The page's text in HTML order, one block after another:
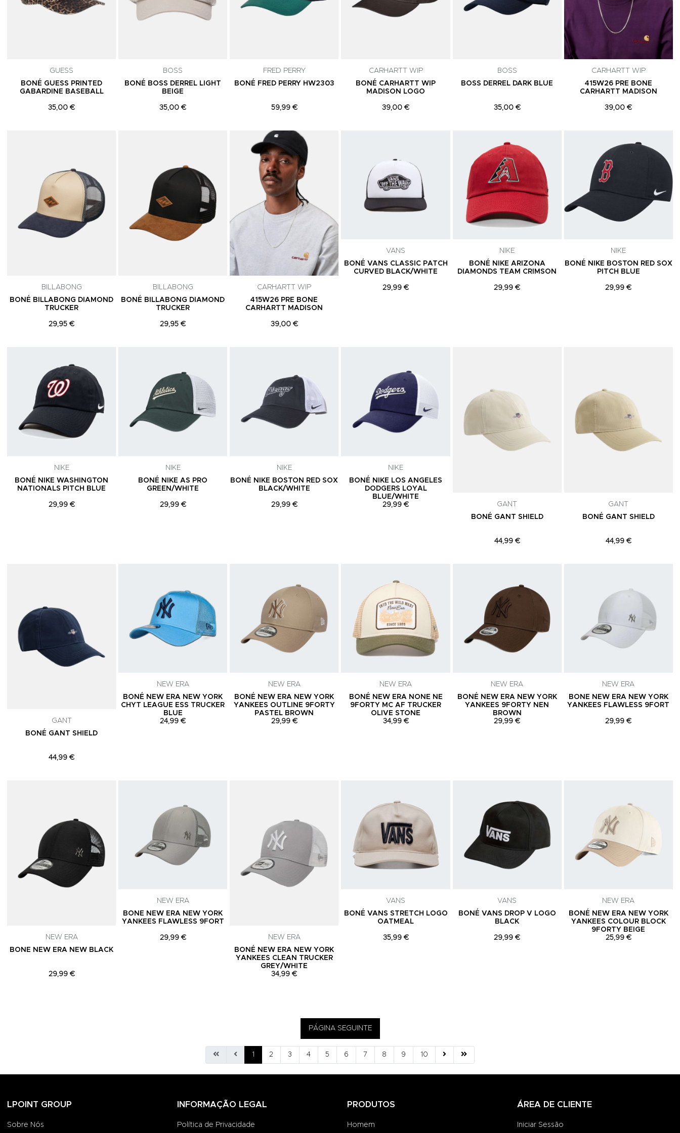
GUESS
BONÉ GUESS PRINTED
GABARDINE BASEBALL
35,00 €
BOSS
BONÉ BOSS DERREL LIGHT
BEIGE
35,00 €
FRED PERRY
BONÉ FRED PERRY HW2303
59,99 €
CARHARTT WIP
BONÉ CARHARTT WIP
MADISON LOGO
39,00 €
BOSS
BOSS DERREL DARK BLUE
35,00 €
CARHARTT WIP
415W26 PRE BONE
CARHARTT MADISON
39,00 €
BILLABONG
BONÉ BILLABONG DIAMOND
TRUCKER
29,95 €
Adicionar aos Favoritos
BILLABONG
BONÉ BILLABONG DIAMOND
TRUCKER
29,95 €
CARHARTT WIP
415W26 PRE BONE
CARHARTT MADISON
39,00 €
VANS
BONÉ VANS CLASSIC PATCH
CURVED BLACK/WHITE
29,99 €
NIKE
BONÉ NIKE ARIZONA
DIAMONDS TEAM CRIMSON
29,99 €
NIKE
BONÉ NIKE BOSTON RED SOX
PITCH BLUE
29,99 €
NIKE
BONÉ NIKE WASHINGTON
NATIONALS PITCH BLUE
29,99 €
NIKE
BONÉ NIKE AS PRO
GREEN/WHITE
29,99 €
NIKE
BONÉ NIKE BOSTON RED SOX
BLACK/WHITE
29,99 €
NIKE
BONÉ NIKE LOS ANGELES
DODGERS LOYAL
BLUE/WHITE
29,99 €
GANT
BONÉ GANT SHIELD
44,99 €
GANT
BONÉ GANT SHIELD
44,99 €
GANT
BONÉ GANT SHIELD
44,99 €
NEW ERA
BONÉ NEW ERA NEW YORK
CHYT LEAGUE ESS TRUCKER
BLUE
24,99 €
NEW ERA
BONÉ NEW ERA NEW YORK
YANKEES OUTLINE 9FORTY
PASTEL BROWN
29,99 €
NEW ERA
BONÉ NEW ERA NONE NE
9FORTY MC AF TRUCKER
OLIVE STONE
34,99 €
NEW ERA
BONÉ NEW ERA NEW YORK
YANKEES 9FORTY NEN
BROWN
29,99 €
NEW ERA
BONE NEW ERA NEW YORK
YANKEES FLAWLESS 9FORT
29,99 €
NEW ERA
BONE NEW ERA NEW BLACK
29,99 €
NEW ERA
BONE NEW ERA NEW YORK
YANKEES FLAWLESS 9FORT
29,99 €
NEW ERA
BONÉ NEW ERA NEW YORK
YANKEES CLEAN TRUCKER
GREY/WHITE
34,99 €
VANS
BONÉ VANS STRETCH LOGO
OATMEAL
35,99 €
VANS
BONÉ VANS DROP V LOGO
BLACK
29,99 €
NEW ERA
BONÉ NEW ERA NEW YORK
YANKEES COLOUR BLOCK
9FORTY BEIGE
25,99 €
PÁGINA SEGUINTE
1 2 3 4 5 6 7 8 9 10
LPOINT GROUP
Sobre Nós
INFORMAÇÃO LEGAL
Política de Privacidade
PRODUTOS
Homem
ÁREA DE CLIENTE
Iniciar Sessão
comunicações de marketing. Podes cancelar a
subscrição a qualquer momento.